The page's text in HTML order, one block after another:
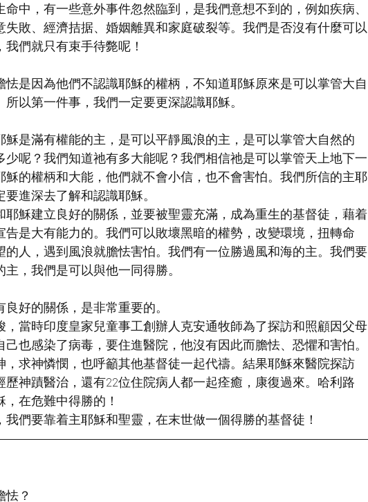
中，有一些意外事件忽然臨到，是我們意想不到的，例如疾病、
敗、經濟拮据、婚姻離異和家庭破裂等。我們是否沒有什麼可以
們就只有束手待斃呢！
是因為他們不認識耶穌的權柄，不知道耶穌原來是可以掌管大自
以第一件事，我們一定要更深認識耶穌。
是滿有權能的主，是可以平靜風浪的主，是可以掌管大自然的
少呢？我們知道祂有多大能呢？我們相信祂是可以掌管天上地下一
穌的權柄和大能，他們就不會小信，也不會害怕。我們所信的主耶
進深去了解和認識耶穌。
耶穌建立良好的關係，並要被聖靈充滿，成為重生的基督徒，藉着
是大有能力的。我們可以敗壞黑暗的權勢，改變環境，扭轉命
的人，遇到風浪就膽怯害怕。我們有一位勝過風和海的主。我們要
，我們是可以與他一同得勝。
好的關係，是非常重要的。
，當時印度皇家兒童事工創辦人克安通牧師為了探訪和照顧因父母
也感染了病毒，要住進醫院，他沒有因此而膽怯、恐懼和害怕。
，求神憐憫，也呼籲其他基督徒一起代禱。結果耶穌來醫院探訪
神蹟醫治，還有22位住院病人都一起痊癒，康復過來。哈利路
在危難中得勝的！
們要靠着主耶穌和聖靈，在末世做一個得勝的基督徒！
怯？